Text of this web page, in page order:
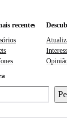
recentes